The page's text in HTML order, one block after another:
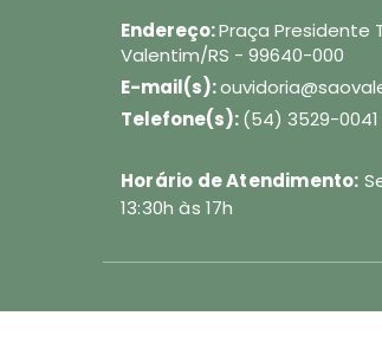
Endereço:Praça Presidente
Valentim/RS - 99640-000
E-mail(s):
Telefone(s):(54) 3529-
Horário de Atendimento:
13:30h às 17h